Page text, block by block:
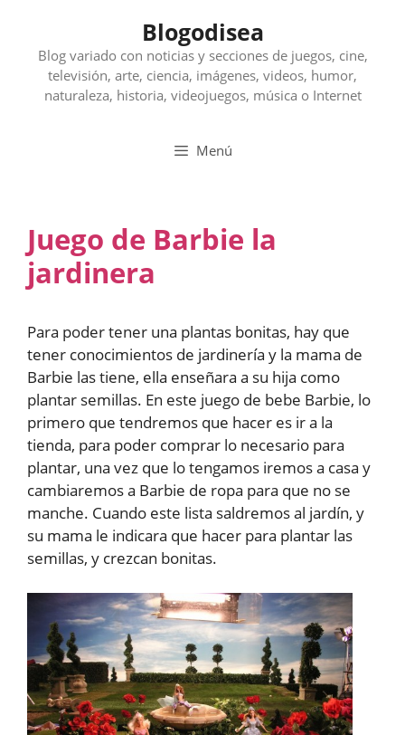
contenido
Blogodisea
Blog variado con noticias y secciones de juegos, cine,
televisión, arte, ciencia, imágenes, videos, humor,
naturaleza, historia, videojuegos, música o Internet
Menú
Juego de Barbie la
jardinera
Para poder tener una plantas bonitas, hay que
tener conocimientos de jardinería y la mama de
Barbie las tiene, ella enseñara a su hija como
plantar semillas. En este juego de bebe Barbie, lo
primero que tendremos que hacer es ir a la
tienda, para poder comprar lo necesario para
plantar, una vez que lo tengamos iremos a casa y
cambiaremos a Barbie de ropa para que no se
manche. Cuando este lista saldremos al jardín, y
su mama le indicara que hacer para plantar las
semillas, y crezcan bonitas.